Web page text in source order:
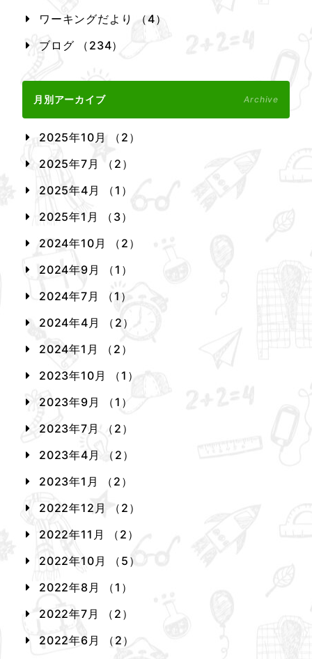
ワーキングだより （4）
ブログ （234）
月別アーカイブ Archive
2025年10月 （2）
2025年7月 （2）
2025年4月 （1）
2025年1月 （3）
2024年10月 （2）
2024年9月 （1）
2024年7月 （1）
2024年4月 （2）
2024年1月 （2）
2023年10月 （1）
2023年9月 （1）
2023年7月 （2）
2023年4月 （2）
2023年1月 （2）
2022年12月 （2）
2022年11月 （2）
2022年10月 （5）
2022年8月 （1）
2022年7月 （2）
2022年6月 （2）